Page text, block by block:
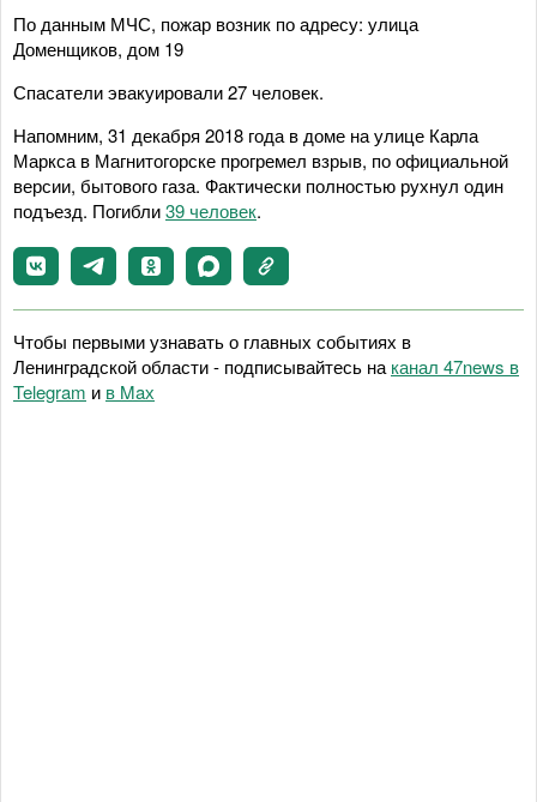
По данным МЧС, пожар возник по адресу: улица
Доменщиков, дом 19
Спасатели эвакуировали 27 человек.
Напомним, 31 декабря 2018 года в доме на улице Карла
Маркса в Магнитогорске прогремел взрыв, по официальной
версии, бытового газа. Фактически полностью рухнул один
подъезд. Погибли39 человек.
Чтобы первыми узнавать о главных событиях в
Ленинградской области - подписывайтесь на канал 47news в
Telegram и в Maх